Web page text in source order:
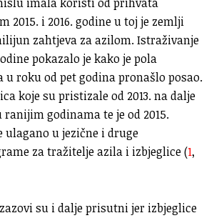
2015. i 2016. godine u toj je zemlji
zahtjeva za azilom. Istraživanje
pokazalo je kako je pola
roku od pet godina pronašlo posao.
koje su pristizale od 2013. na dalje
ranijim godinama te je od 2015.
ulagano u jezične i druge
za tražitelje azila i izbjeglice (1,
su i dalje prisutni jer izbjeglice